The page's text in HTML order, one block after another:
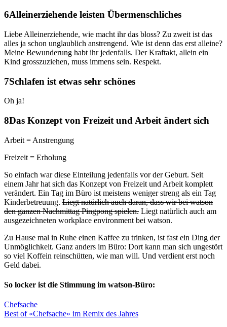
Alleinerziehende leisten Übermenschliches
Liebe Alleinerziehende, wie macht ihr das bloss? Zu zweit ist das
alles ja schon unglaublich anstrengend. Wie ist denn das erst alleine?
Meine Bewunderung habt ihr jedenfalls. Der Kraftakt, allein ein
Kind grosszuziehen, muss immens sein. Respekt.
Schlafen ist etwas sehr schönes
Oh ja!
Das Konzept von Freizeit und Arbeit ändert sich
Arbeit = Anstrengung
Freizeit = Erholung
So einfach war diese Einteilung jedenfalls vor der Geburt. Seit
einem Jahr hat sich das Konzept von Freizeit und Arbeit komplett
verändert. Ein Tag im Büro ist meistens weniger streng als ein Tag
Kinderbetreuung. Liegt natürlich auch daran, dass wir bei watson
den ganzen Nachmittag Pingpong spielen. Liegt natürlich auch am
ausgezeichneten workplace environment bei watson.
Zu Hause mal in Ruhe einen Kaffee zu trinken, ist fast ein Ding der
Unmöglichkeit. Ganz anders im Büro: Dort kann man sich ungestört
so viel Koffein reinschütten, wie man will. Und verdient erst noch
Geld dabei.
So locker ist die Stimmung im watson-Büro:
Chefsache
Best of «Chefsache» im Remix des Jahres